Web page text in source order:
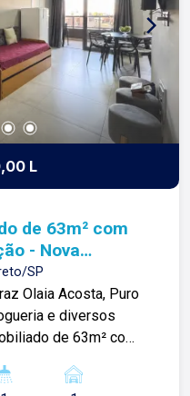
L
de 63m² com
- Nova
SP
Olaia Acosta, Puro
e diversos
box blindex; -